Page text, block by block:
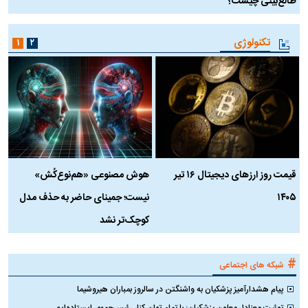
تکنولوژی
قیمت روز ارز‌های دیجیتال ۱۶ تیر
۱۴۰۵
هوش مصنوعی «هم‌نوع‌کُش»
نیست؛ جمینای حاضر به حذف مدل
کوچک‌تر نشد
۱ ۲
# شبکه های اجتماعی
پیام هشدارآمیز پزشکیان به واشنگتن در سالروز بمباران هیروشیما